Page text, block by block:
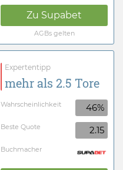
Zu Supabet
AGBs gelten
Expertentipp
mehr als 2.5 Tore
Wahrscheinlichkeit 46%
Beste Quote 2.15
Buchmacher